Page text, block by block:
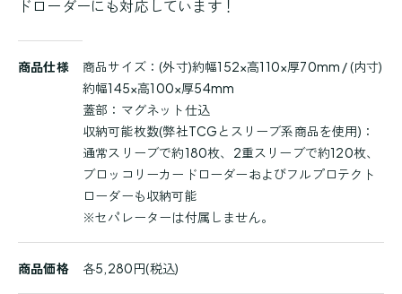
ドローダーにも対応しています！
品
商品仕様
商品サイズ：(外寸)約幅152×高110×厚70mm / (内寸)
約幅145×高100×厚54mm
蓋部：マグネット仕込
収納可能枚数(弊社TCGとスリーブ系商品を使用)：
通常スリーブで約180枚、2重スリーブで約120枚、
ブロッコリーカードローダーおよびフルプロテクト
ローダーも収納可能
※セパレーターは付属しません。
商品価格 各5,280円(税込)